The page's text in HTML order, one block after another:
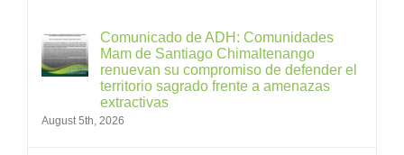
Comunicado de ADH: Comunidades
Mam de Santiago Chimaltenango
renuevan su compromiso de defender el
territorio sagrado frente a amenazas
extractivas
August 5th, 2026